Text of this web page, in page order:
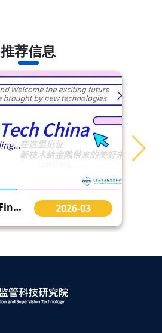
推荐信息
（第239期）FinTech China | 金融科技前沿精选：英国支付愿景执行委员会发布《支付前瞻计划》等 2026-03